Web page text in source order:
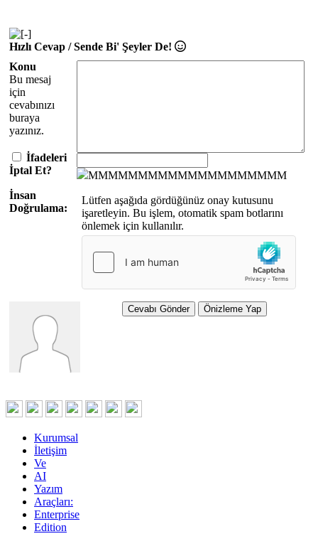
Hızlı Cevap / Sende Bi' Şeyler De!
Konu
Bu mesaj
için
cevabınızı
buraya
yazınız.
İfadeleri
İptal Et?
MMMMMMMMMMMMMMMMMMMM
İnsan
Doğrulama:
Lütfen aşağıda gördüğünüz onay kutusunu
işaretleyin. Bu işlem, otomatik spam botlarını
önlemek için kullanılır.
Kurumsal
İletişim
Ve
AI
Yazım
Araçları:
Enterprise
Edition